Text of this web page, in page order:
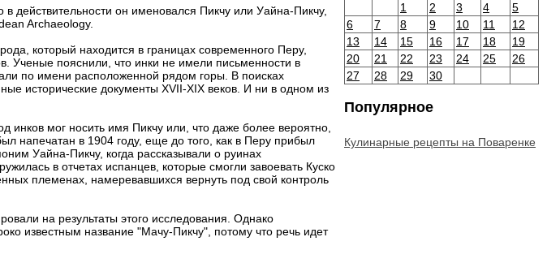
в действительности он именовался Пикчу или Уайна-Пикчу,
Archaeology.
который находится в границах современного Перу,
Ученые пояснили, что инки не имели письменности в
по имени расположенной рядом горы. В поисках
исторические документы XVII-XIX веков. И ни в одном из
инков мог носить имя Пикчу или, что даже более вероятно,
напечатан в 1904 году, еще до того, как в Перу прибыл
Уайна-Пикчу, когда рассказывали о руинах
в отчетах испанцев, которые смогли завоевать Куско
племенах, намеревавшихся вернуть под свой контроль
на результаты этого исследования. Однако
известным название "Мачу-Пикчу", потому что речь идет
1
2 3 4
5
6
7 8 9 10 11
12
13
14 15 16 17 18
19
20
21 22 23 24 25
26
27
28 29 30
Популярное
Кулинарные рецепты на Поваренке